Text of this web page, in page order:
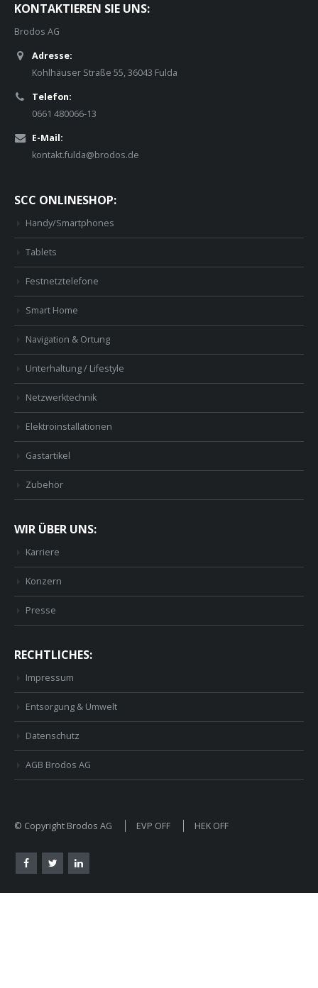
KONTAKTIEREN SIE UNS:
Brodos AG
Adresse:
Kohlhäuser Straße 55, 36043 Fulda
Telefon:
0661 480066-13
E-Mail:
kontakt.fulda@brodos.de
SCC ONLINESHOP:
Handy/Smartphones
Tablets
Festnetztelefone
Smart Home
Navigation & Ortung
Unterhaltung / Lifestyle
Netzwerktechnik
Elektroinstallationen
Gastartikel
Zubehör
WIR ÜBER UNS:
Karriere
Konzern
Presse
RECHTLICHES:
Impressum
Entsorgung & Umwelt
Datenschutz
AGB Brodos AG
© Copyright Brodos AG EVP OFF HEK OFF